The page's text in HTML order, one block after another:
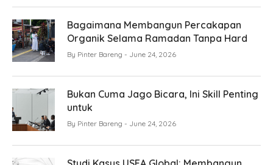
Bagaimana Membangun Percakapan
Organik Selama Ramadan Tanpa Hard
By Pinter Bareng June 24, 2026
Bukan Cuma Jago Bicara, Ini Skill Penting
untuk
By Pinter Bareng June 24, 2026